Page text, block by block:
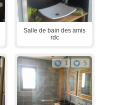
Salle de bain des amis
rdc
1 5